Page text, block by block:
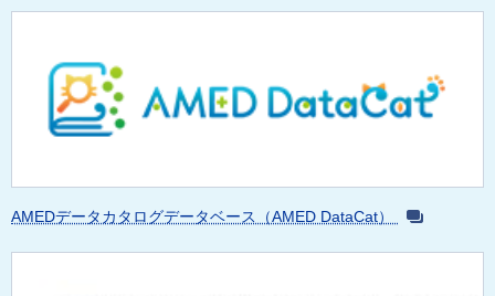
AMEDデータカタログデータベース（AMED DataCat）